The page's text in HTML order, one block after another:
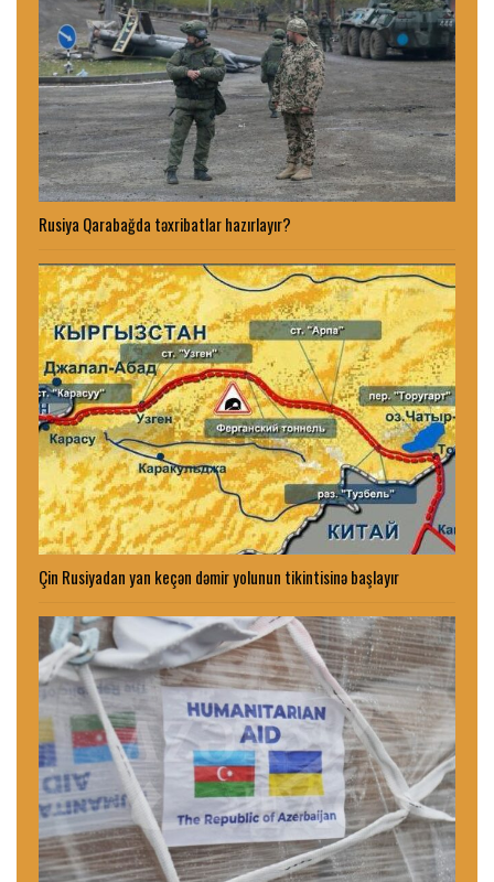
Rusiya Qarabağda təxribatlar hazırlayır?
Çin Rusiyadan yan keçən dəmir yolunun tikintisinə başlayır